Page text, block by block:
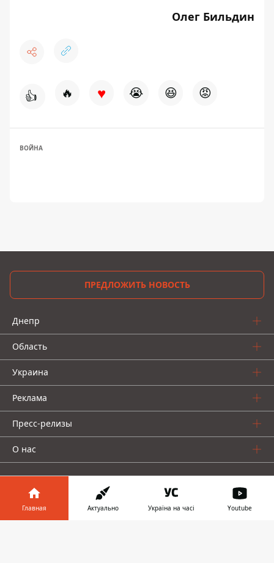
Олег Бильдин
👍 🔥 ♥ 😭 😆 😡
ВОЙНА
ПРЕДЛОЖИТЬ НОВОСТЬ
Днепр
Область
Украина
Реклама
Пресс-релизы
О нас
Главная Актуально Україна на часі Youtube